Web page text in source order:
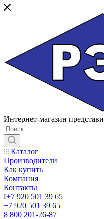
Интернет-магазин
Каталог
Производители
Как купить
Компания
Контакты
+7 920 501 39 65
+7 920 501 39 65
8 800 201-26-87